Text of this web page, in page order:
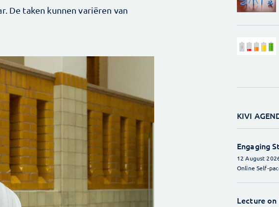
De taken kunnen variëren van
KIVI
Engaging
12 August
Online Self-
Lecture